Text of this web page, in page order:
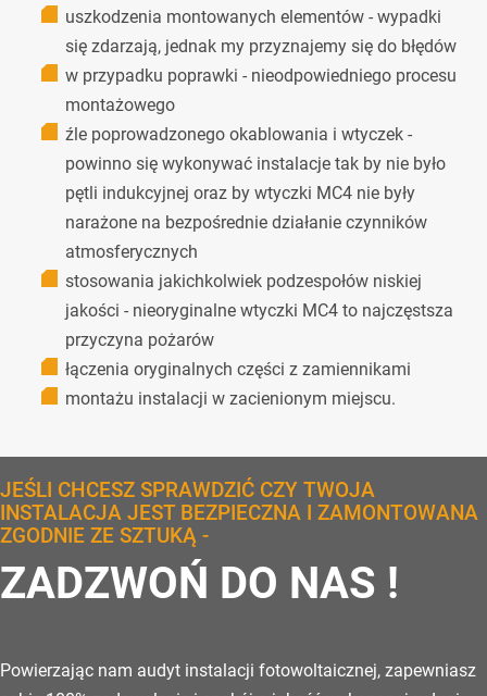
uszkodzenia montowanych elementów - wypadki
się zdarzają, jednak my przyznajemy się do błędów
w przypadku poprawki - nieodpowiedniego procesu
montażowego
źle poprowadzonego okablowania i wtyczek -
powinno się wykonywać instalacje tak by nie było
pętli indukcyjnej oraz by wtyczki MC4 nie były
narażone na bezpośrednie działanie czynników
atmosferycznych
stosowania jakichkolwiek podzespołów niskiej
jakości - nieoryginalne wtyczki MC4 to najczęstsza
przyczyna pożarów
łączenia oryginalnych części z zamiennikami
montażu instalacji w zacienionym miejscu.
JEŚLI CHCESZ SPRAWDZIĆ CZY TWOJA
INSTALACJA JEST BEZPIECZNA I ZAMONTOWANA
ZGODNIE ZE SZTUKĄ -
ZADZWOŃ DO NAS !
Powierzając nam audyt instalacji fotowoltaicznej, zapewniasz